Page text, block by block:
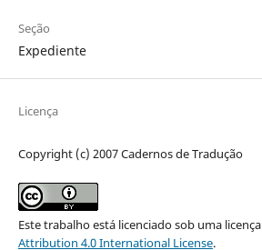
Seção
Expediente
Licença
Copyright (c) 2007 Cadernos de Tradução
Este trabalho está licenciado sob uma licença
Attribution 4.0 International License.